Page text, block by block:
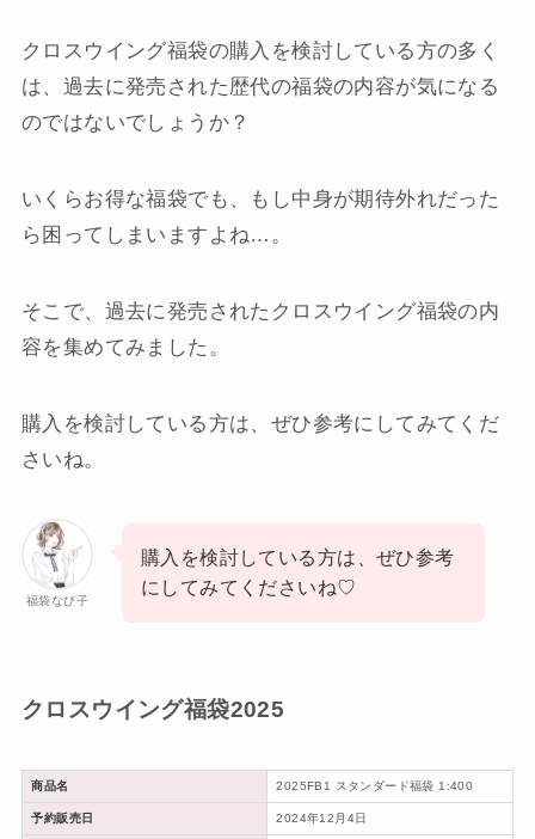
クロスウイング福袋の購入を検討している方の多く
は、過去に発売された歴代の福袋の内容が気になる
のではないでしょうか？
いくらお得な福袋でも、もし中身が期待外れだった
ら困ってしまいますよね…。
そこで、過去に発売されたクロスウイング福袋の内
容を集めてみました。
購入を検討している方は、ぜひ参考にしてみてくだ
さいね。
福袋なび子
購入を検討している方は、ぜひ参考
にしてみてくださいね♡
クロスウイング福袋2025
商品名 2025FB1 スタンダード福袋 1:400
予約販売日 2024年12月4日